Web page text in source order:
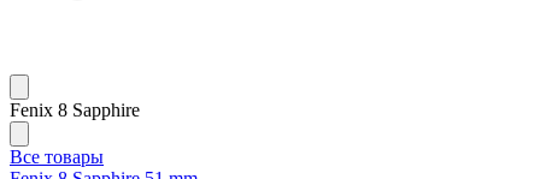
Fenix 8 Sapphire
Все товары